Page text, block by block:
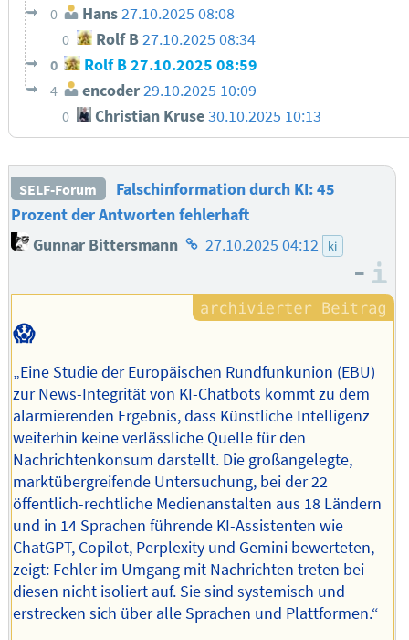
0 Hans27.10.2025 08:08
0 Rolf B27.10.2025 08:34
0 Rolf B27.10.2025 08:59
4 encoder29.10.2025 10:09
0 Christian Kruse 30.10.2025 10:13
SELF-Forum
Falschinformation durch KI: 45
Prozent der Antworten fehlerhaft
Gunnar Bittersmann Homepage
Autors
27.10.2025 04:12 ki
–
😱
„Eine Studie der Europäischen Rundfunkunion (EBU)
zur News-Integrität von KI-Chatbots kommt zu dem
alarmierenden Ergebnis, dass Künstliche Intelligenz
weiterhin keine verlässliche Quelle für den
Nachrichtenkonsum darstellt. Die großangelegte,
marktübergreifende Untersuchung, bei der 22
öffentlich-rechtliche Medienanstalten aus 18 Ländern
und in 14 Sprachen führende KI-Assistenten wie
ChatGPT, Copilot, Perplexity und Gemini bewerteten,
zeigt: Fehler im Umgang mit Nachrichten treten bei
diesen nicht isoliert auf. Sie sind systemisch und
erstrecken sich über alle Sprachen und Plattformen.“